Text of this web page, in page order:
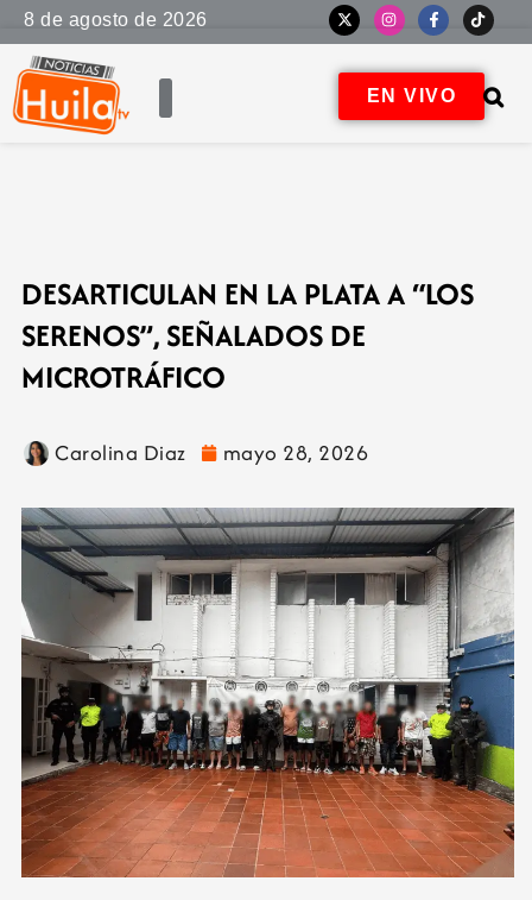
8 de agosto de 2026
EN VIVO
DESARTICULAN EN LA PLATA A “LOS
SERENOS”, SEÑALADOS DE
MICROTRÁFICO
Carolina Diaz mayo 28, 2026